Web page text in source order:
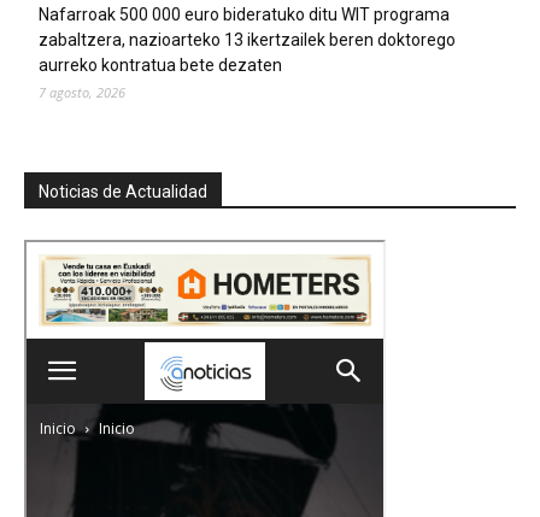
Nafarroak 500 000 euro bideratuko ditu WIT programa
zabaltzera, nazioarteko 13 ikertzailek beren doktorego
aurreko kontratua bete dezaten
7 agosto, 2026
Noticias de Actualidad